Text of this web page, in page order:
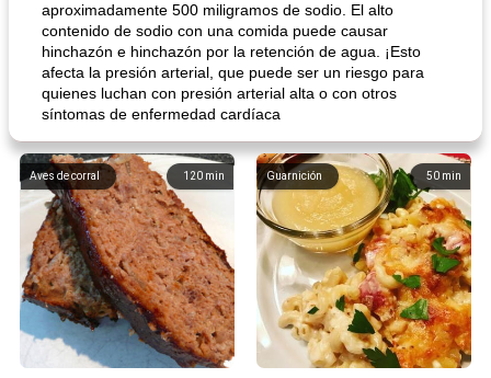
aproximadamente 500 miligramos de sodio. El alto
contenido de sodio con una comida puede causar
hinchazón e hinchazón por la retención de agua. ¡Esto
afecta la presión arterial, que puede ser un riesgo para
quienes luchan con presión arterial alta o con otros
síntomas de enfermedad cardíaca
120 min
Aves de corral 50 min
Guarnición